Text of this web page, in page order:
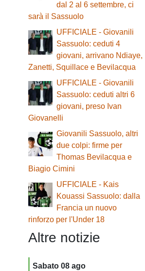
dal 2 al 6 settembre, ci
sarà il Sassuolo
UFFICIALE - Giovanili
Sassuolo: ceduti 4
giovani, arrivano Ndiaye,
Zanetti, Squillace e Bevilacqua
UFFICIALE - Giovanili
Sassuolo: ceduti altri 6
giovani, preso Ivan
Giovanelli
Giovanili Sassuolo, altri
due colpi: firme per
Thomas Bevilacqua e
Biagio Cimini
UFFICIALE - Kais
Kouassi Sassuolo: dalla
Francia un nuovo
rinforzo per l'Under 18
Altre notizie
Sabato 08 ago